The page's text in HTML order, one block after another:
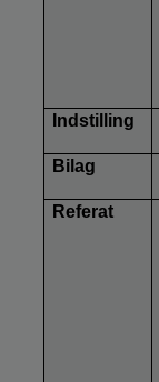
Indstilling
Bilag
Referat